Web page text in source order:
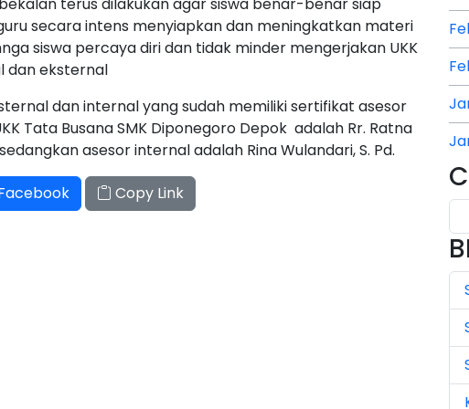
secara intens menyiapkan dan meningkatkan materi
siswa percaya diri dan tidak minder mengerjakan UKK
dan eksternal
dan internal yang sudah memiliki sertifikat asesor
Tata Busana SMK Diponegoro Depok adalah Rr. Ratna
asesor internal adalah Rina Wulandari, S. Pd.
Copy Link